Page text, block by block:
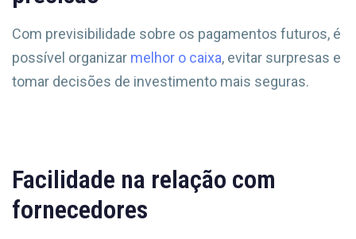
Com previsibilidade sobre os pagamentos futuros, é
possível organizar melhor o caixa, evitar surpresas e
tomar decisões de investimento mais seguras.
Facilidade na relação com
fornecedores